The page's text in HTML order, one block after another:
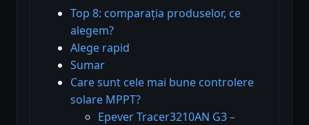
Top 8: comparația produselor, ce
alegem?
Alege rapid
Sumar
Care sunt cele mai bune controlere
solare MPPT?
Epever Tracer3210AN G3 –